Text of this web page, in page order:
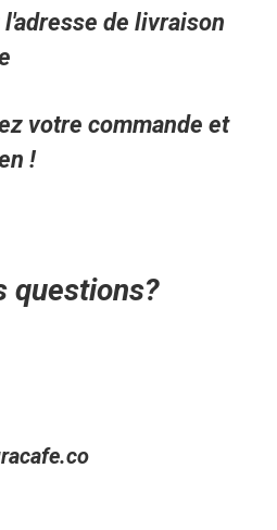
l'adresse de livraison
votre commande et
!
questions?